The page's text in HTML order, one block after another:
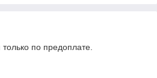
по предоплате.